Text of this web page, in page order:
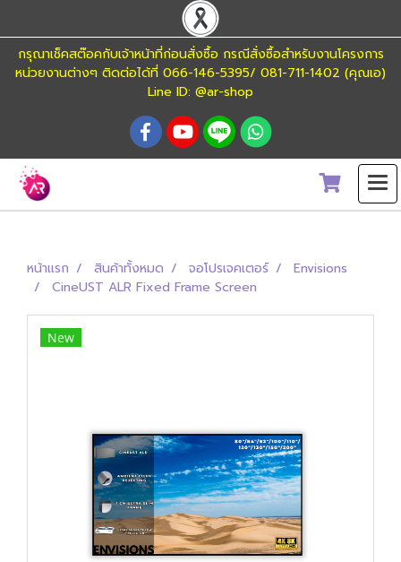
กรุณาเช็คสต๊อคกับเจ้าหน้าที่ก่อนสั่งซื้อ กรณีสั่งซื้อสำหรับงานโครงการ
หน่วยงานต่างๆ ติดต่อได้ที่ 066-146-5395/ 081-711-1402 (คุณเอ)
Line ID: @ar-shop
หน้าแรก สินค้าทั้งหมด จอโปรเจคเตอร์
Envisions
CineUST ALR Fixed Frame Screen
New